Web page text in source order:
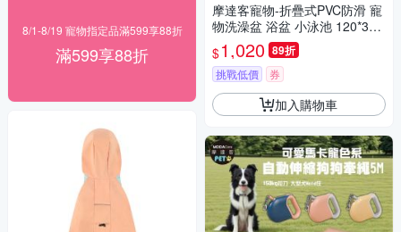
8/1-8/19 寵物指定品滿599享88折
滿599享88折
摩達客寵物-折疊式PVC防滑 寵
物洗澡盆 浴盆 小泳池 120*30c
m 大小型寵物適用
$1,020 89折
挑戰低價 券
加入購物車